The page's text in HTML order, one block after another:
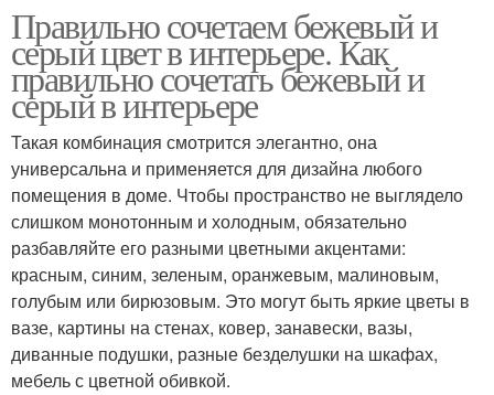
Правильно сочетаем бежевый и
серый цвет в интерьере. Как
правильно сочетать бежевый и
серый в интерьере
Такая комбинация смотрится элегантно, она
универсальна и применяется для дизайна любого
помещения в доме. Чтобы пространство не выглядело
слишком монотонным и холодным, обязательно
разбавляйте его разными цветными акцентами:
красным, синим, зеленым, оранжевым, малиновым,
голубым или бирюзовым. Это могут быть яркие цветы в
вазе, картины на стенах, ковер, занавески, вазы,
диванные подушки, разные безделушки на шкафах,
мебель с цветной обивкой.